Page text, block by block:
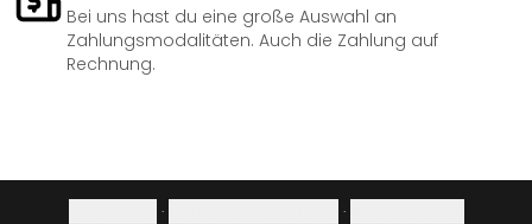
Bei uns hast du eine große Auswahl an
Zahlungsmodalitäten. Auch die Zahlung auf
Rechnung.
· ·